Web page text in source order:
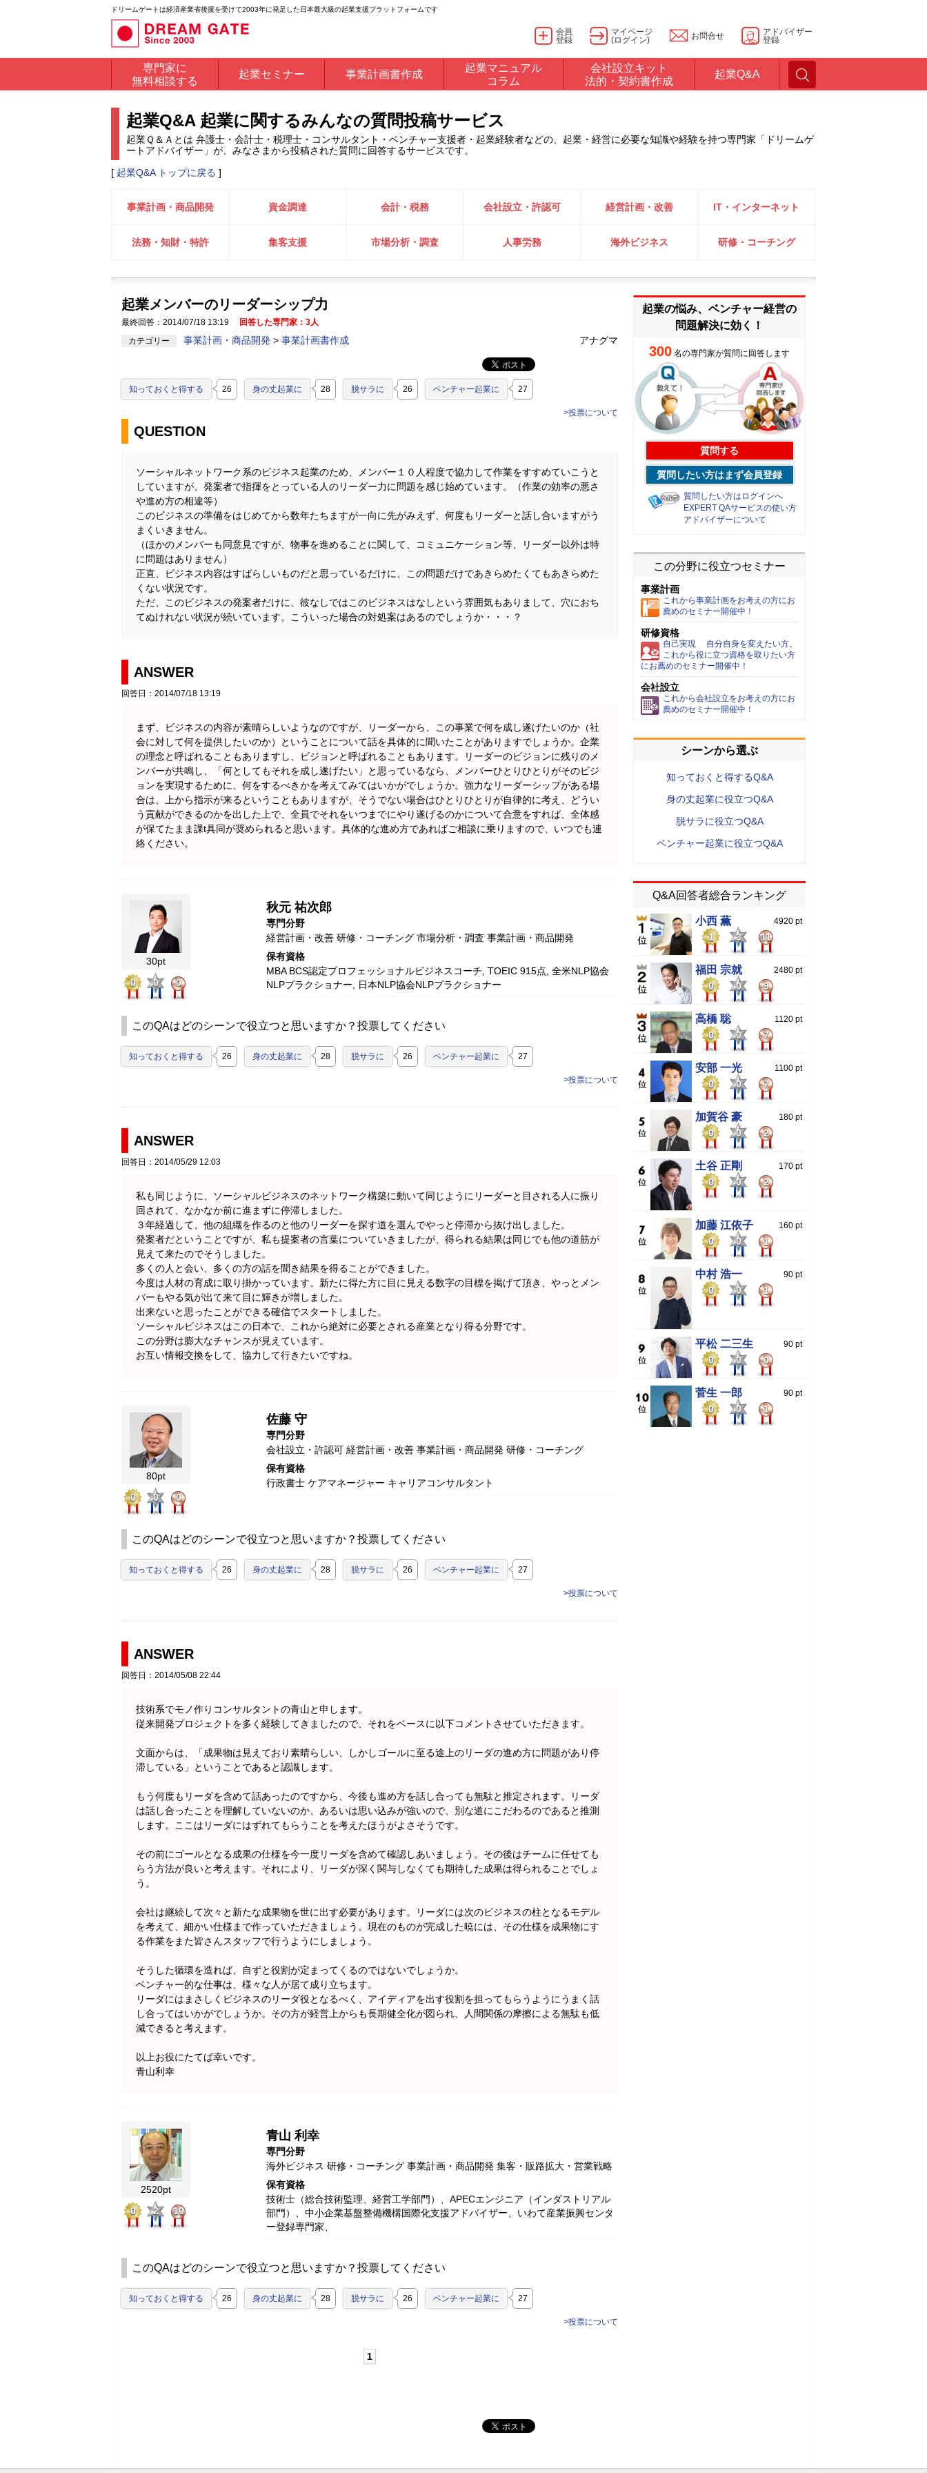
ドリームゲートは経済産業省後援を受けて2003年に発足した日本最大級の起業支援プラットフォームです
会員
登録
マイページ
(ログイン)
お問合せ
アドバイザー
登録
専門家に
無料相談する
起業セミナー 事業計画書作成
起業マニュアル
コラム
会社設立キット
法的・契約書作成
起業Q&A
起業Q&A 起業に関するみんなの質問投稿サービス
起業Ｑ＆Ａとは 弁護士・会計士・税理士・コンサルタント・ベンチャー支援者・起業経験者などの、起業・経営に必要な知識や経験を持つ専門家「ドリームゲ
ートアドバイザー」が、みなさまから投稿された質問に回答するサービスです。
[ 起業Q&A トップに戻る ]
事業計画・商品開発 資金調達 会計・税務 会社設立・許認可 経営計画・改善 IT・インターネット
法務・知財・特許 集客支援 市場分析・調査 人事労務 海外ビジネス 研修・コーチング
起業メンバーのリーダーシップ力
最終回答：2014/07/18 13:19
回答した専門家：3人
カテゴリー
事業計画・商品開発 > 事業計画書作成 アナグマ
知っておくと得する 26 身の丈起業に 28 脱サラに 26 ベンチャー起業に 27
>投票について
QUESTION
ソーシャルネットワーク系のビジネス起業のため、メンバー１０人程度で協力して作業をすすめていこうと
していますが、発案者で指揮をとっている人のリーダー力に問題を感じ始めています。（作業の効率の悪さ
や進め方の相違等）
このビジネスの準備をはじめてから数年たちますが一向に先がみえず、何度もリーダーと話し合いますがう
まくいきません。
（ほかのメンバーも同意見ですが、物事を進めることに関して、コミュニケーション等、リーダー以外は特
に問題はありません）
正直、ビジネス内容はすばらしいものだと思っているだけに、この問題だけであきらめたくてもあきらめた
くない状況です。
ただ、このビジネスの発案者だけに、彼なしではこのビジネスはなしという雰囲気もありまして、穴におち
てぬけれない状況が続いています。こういった場合の対処案はあるのでしょうか・・・？
ANSWER
回答日：2014/07/18 13:19
まず、ビジネスの内容が素晴らしいようなのですが、リーダーから、この事業で何を成し遂げたいのか（社
会に対して何を提供したいのか）ということについて話を具体的に聞いたことがありますでしょうか。企業
の理念と呼ばれることもありますし、ビジョンと呼ばれることもあります。リーダーのビジョンに残りのメ
ンバーが共鳴し、「何としてもそれを成し遂げたい」と思っているなら、メンバーひとりひとりがそのビジ
ョンを実現するために、何をするべきかを考えてみてはいかがでしょうか。強力なリーダーシップがある場
合は、上から指示が来るということもありますが、そうでない場合はひとりひとりが自律的に考え、どうい
う貢献ができるのかを出した上で、全員でそれをいつまでにやり遂げるのかについて合意をすれば、全体感
が保てたまま課t具同が奨められると思います。具体的な進め方であればご相談に乗りますので、いつでも連
絡ください。
30pt
0
0 0
秋元 祐次郎
専門分野
経営計画・改善 研修・コーチング 市場分析・調査 事業計画・商品開発
保有資格
MBA BCS認定プロフェッショナルビジネスコーチ, TOEIC 915点, 全米NLP協会
NLPプラクショナー, 日本NLP協会NLPプラクショナー
このQAはどのシーンで役立つと思いますか？投票してください
知っておくと得する 26 身の丈起業に 28 脱サラに 26 ベンチャー起業に 27
>投票について
ANSWER
回答日：2014/05/29 12:03
私も同じように、ソーシャルビジネスのネットワーク構築に動いて同じようにリーダーと目される人に振り
回されて、なかなか前に進まずに停滞しました。
３年経過して、他の組織を作るのと他のリーダーを探す道を選んでやっと停滞から抜け出しました。
発案者だということですが、私も提案者の言葉についていきましたが、得られる結果は同じでも他の道筋が
見えて来たのでそうしました。
多くの人と会い、多くの方の話を聞き結果を得ることができました。
今度は人材の育成に取り掛かっています。新たに得た方に目に見える数字の目標を掲げて頂き、やっとメン
バーもやる気が出て来て目に輝きが増しました。
出来ないと思ったことができる確信でスタートしました。
ソーシャルビジネスはこの日本で、これから絶対に必要とされる産業となり得る分野です。
この分野は膨大なチャンスが見えています。
お互い情報交換をして、協力して行きたいですね。
80pt
0
0 0
佐藤 守
専門分野
会社設立・許認可 経営計画・改善 事業計画・商品開発 研修・コーチング
保有資格
行政書士 ケアマネージャー キャリアコンサルタント
このQAはどのシーンで役立つと思いますか？投票してください
知っておくと得する 26 身の丈起業に 28 脱サラに 26 ベンチャー起業に 27
>投票について
ANSWER
回答日：2014/05/08 22:44
技術系でモノ作りコンサルタントの青山と申します。
従来開発プロジェクトを多く経験してきましたので、それをベースに以下コメントさせていただきます。
文面からは、「成果物は見えており素晴らしい、しかしゴールに至る途上のリーダの進め方に問題があり停
滞している」ということであると認識します。
もう何度もリーダを含めて話あったのですから、今後も進め方を話し合っても無駄と推定されます。リーダ
は話し合ったことを理解していないのか、あるいは思い込みが強いので、別な道にこだわるのであると推測
します。ここはリーダにはずれてもらうことを考えたほうがよさそうです。
その前にゴールとなる成果の仕様を今一度リーダを含めて確認しあいましょう。その後はチームに任せても
らう方法が良いと考えます。それにより、リーダが深く関与しなくても期待した成果は得られることでしょ
う。
会社は継続して次々と新たな成果物を世に出す必要があります。リーダには次のビジネスの柱となるモデル
を考えて、細かい仕様まで作っていただきましょう。現在のものが完成した暁には、その仕様を成果物にす
る作業をまた皆さんスタッフで行うようにしましょう。
そうした循環を造れば、自ずと役割が定まってくるのではないでしょうか。
ベンチャー的な仕事は、様々な人が居て成り立ちます。
リーダにはまさしくビジネスのリーダ役となるべく、アイディアを出す役割を担ってもらうようにうまく話
し合ってはいかがでしょうか。その方が経営上からも長期健全化が図られ、人間関係の摩擦による無駄も低
減できると考えます。
以上お役にたてば幸いです。
青山利幸
2520pt
0
2 10
青山 利幸
専門分野
海外ビジネス 研修・コーチング 事業計画・商品開発 集客・販路拡大・営業戦略
保有資格
技術士（総合技術監理、経営工学部門）、APECエンジニア（インダストリアル
部門）、中小企業基盤整備機構国際化支援アドバイザー、いわて産業振興センタ
ー登録専門家、
このQAはどのシーンで役立つと思いますか？投票してください
知っておくと得する 26 身の丈起業に 28 脱サラに 26 ベンチャー起業に 27
>投票について
1
起業の悩み、ベンチャー経営の
問題解決に効く！
300 名の専門家が質問に回答します
質問する
質問したい方はまず会員登録
質問したい方はログインへ
EXPERT QAサービスの使い方
アドバイザーについて
この分野に役立つセミナー
事業計画
これから事業計画をお考えの方にお
薦めのセミナー開催中！
研修資格
自己実現 自分自身を変えたい方。
これから役に立つ資格を取りたい方
にお薦めのセミナー開催中！
会社設立
これから会社設立をお考えの方にお
薦めのセミナー開催中！
シーンから選ぶ
知っておくと得するQ&A
身の丈起業に役立つQ&A
脱サラに役立つQ&A
ベンチャー起業に役立つQ&A
Q&A回答者総合ランキング
小西 薫 4920 pt
1 3 11
福田 宗就 2480 pt
0 0 9
高橋 聡 1120 pt
0 0 7
安部 一光 1100 pt
0 0 7
加賀谷 豪 180 pt
0 0 2
土谷 正剛 170 pt
0 0 2
加藤 江依子 160 pt
0 0 1
中村 浩一 90 pt
0 0 1
平松 二三生 90 pt
0 0 0
菅生 一郎 90 pt
0 0 1